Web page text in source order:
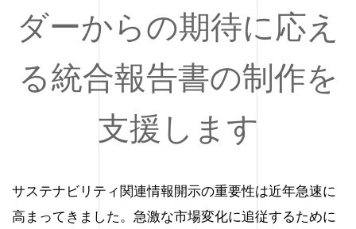
ダーからの期待に応え
る統合報告書の制作を
支援します
サステナビリティ関連情報開示の重要性は近年急速に
高まってきました。急激な市場変化に追従するために